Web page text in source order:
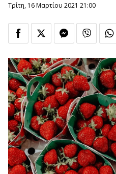
Τρίτη, 16 Μαρτίου 2021 21:00